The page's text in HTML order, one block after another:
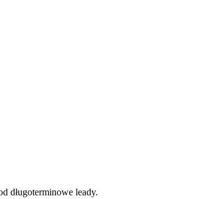
długoterminowe leady.